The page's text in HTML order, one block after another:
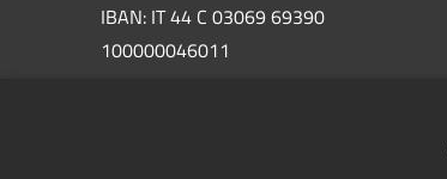
IBAN: IT 44 C 03069 69390
100000046011